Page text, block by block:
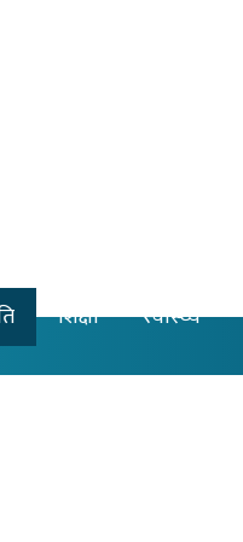
शिक्षा स्वास्थ्य